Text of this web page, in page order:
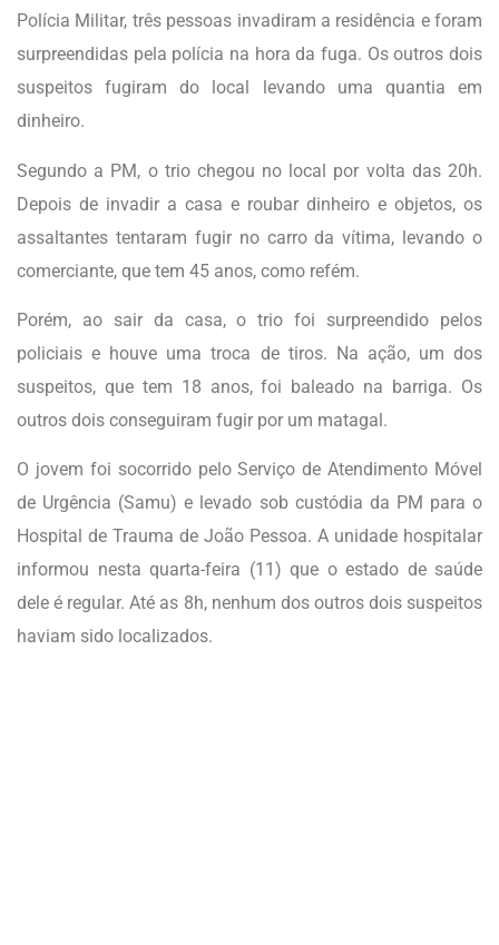
Polícia Militar, três pessoas invadiram a residência e foram
surpreendidas pela polícia na hora da fuga. Os outros dois
suspeitos fugiram do local levando uma quantia em
dinheiro.
Segundo a PM, o trio chegou no local por volta das 20h.
Depois de invadir a casa e roubar dinheiro e objetos, os
assaltantes tentaram fugir no carro da vítima, levando o
comerciante, que tem 45 anos, como refém.
Porém, ao sair da casa, o trio foi surpreendido pelos
policiais e houve uma troca de tiros. Na ação, um dos
suspeitos, que tem 18 anos, foi baleado na barriga. Os
outros dois conseguiram fugir por um matagal.
O jovem foi socorrido pelo Serviço de Atendimento Móvel
de Urgência (Samu) e levado sob custódia da PM para o
Hospital de Trauma de João Pessoa. A unidade hospitalar
informou nesta quarta-feira (11) que o estado de saúde
dele é regular. Até as 8h, nenhum dos outros dois suspeitos
haviam sido localizados.